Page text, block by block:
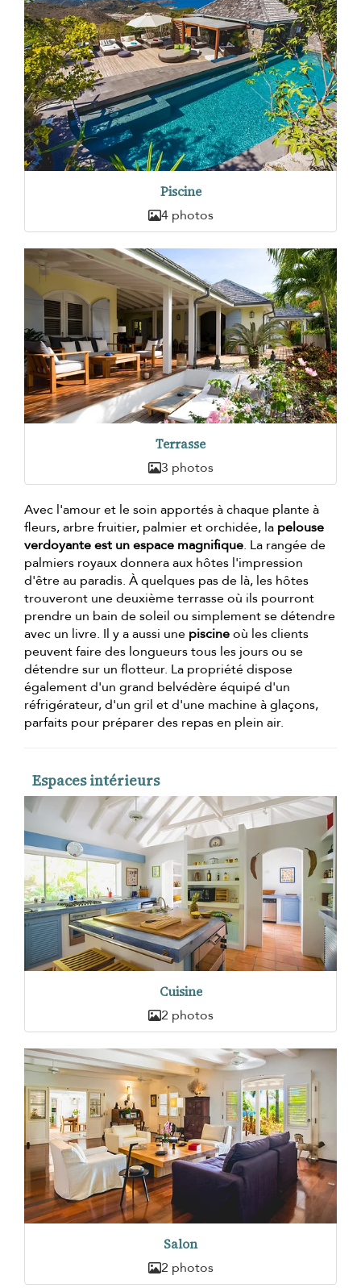
Piscine
4 photos
Terrasse
3 photos
Avec l'amour et le soin apportés à chaque plante à
fleurs, arbre fruitier, palmier et orchidée, la pelouse
verdoyante est un espace magnifique. La rangée de
palmiers royaux donnera aux hôtes l'impression
d'être au paradis. À quelques pas de là, les hôtes
trouveront une deuxième terrasse où ils pourront
prendre un bain de soleil ou simplement se détendre
avec un livre. Il y a aussi une piscineoù les clients
peuvent faire des longueurs tous les jours ou se
détendre sur un flotteur. La propriété dispose
également d'un grand belvédère équipé d'un
réfrigérateur, d'un gril et d'une machine à glaçons,
parfaits pour préparer des repas en plein air.
Espaces intérieurs
Cuisine
2 photos
Salon
2 photos